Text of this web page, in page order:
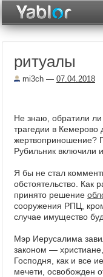
ритуалы
mi3ch — 07.04.2018
Не знаю, обратили
трагедии в Кемерово
жертвоприношение?
Рубильник включили и
Я бы не стал
обстоятельство. Как
принято решение
сооружения РПЦ,
случае имущество
Мэр Иерусалима
законом —
Господня, как и все
мечети, освобожден